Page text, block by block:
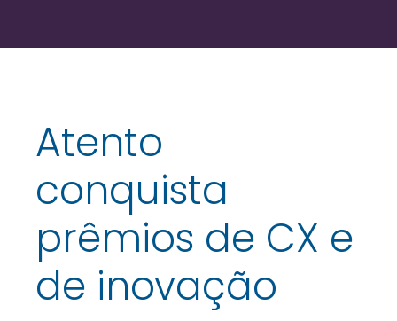
Atento
conquista
prêmios de CX e
de inovação